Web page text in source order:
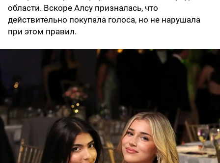
области. Вскоре Алсу призналась, что
действительно покупала голоса, но не нарушала
при этом правил.